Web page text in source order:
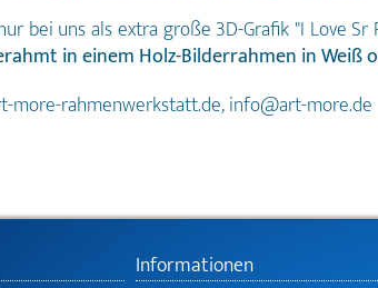
bei uns als extra große 3D-Grafik "I Love
in einem Holz-Bilderrahmen in Weiß
more-rahmenwerkstatt.de, info@art-more.de
Informationen